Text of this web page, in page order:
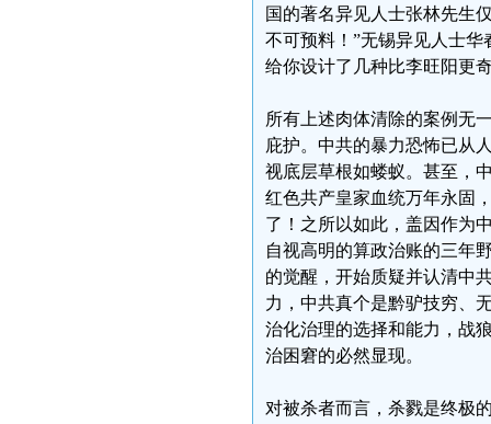
国的著名异见人士张林先生
不可预料！”无锡异见人士
给你设计了几种比李旺阳更
所有上述肉体清除的案例无
庇护。中共的暴力恐怖已从
视底层草根如蝼蚁。甚至，
红色共产皇家血统万年永固
了！之所以如此，盖因作为
自视高明的算政治账的三年
的觉醒，开始质疑并认清中
力，中共真个是黔驴技穷、
治化治理的选择和能力，战
治困窘的必然显现。
对被杀者而言，杀戮是终极